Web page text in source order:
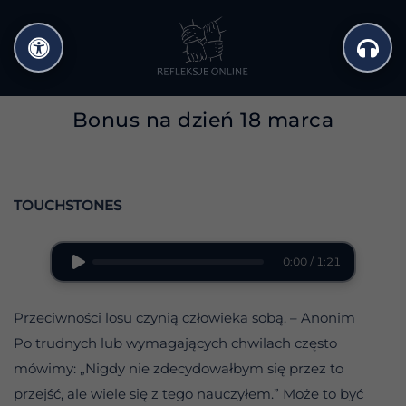
do
treści
Bonus na dzień 18 marca
TOUCHSTONES
0:00 / 1:21
Przeciwności losu czynią człowieka sobą. – Anonim
Po trudnych lub wymagających chwilach często
mówimy: „Nigdy nie zdecydowałbym się przez to
przejść, ale wiele się z tego nauczyłem.” Może to być